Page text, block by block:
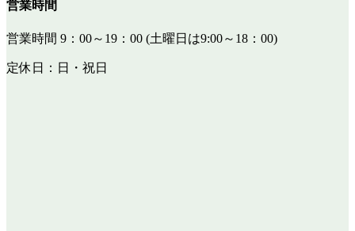
営業時間
営業時間 9：00～19：00 (土曜日は9:00～18：00)
定休日：日・祝日